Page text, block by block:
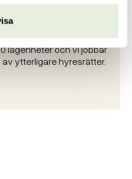
förvalta gillar vi att bygga
lägenheter och vi jobbar
ytterligare hyresrätter.